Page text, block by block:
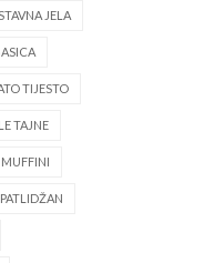
JELA
TIJESTO
TAJNE
MUFFINI
PATLIDŽAN